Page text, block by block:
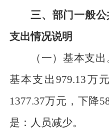
三、部门一般
支出情况说明
（一）基本支出
基本支出979.13万元
1377.37万元 ，下降
是： 人员减少。